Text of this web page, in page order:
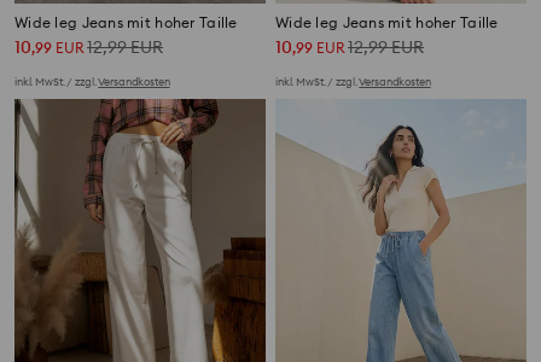
Wide leg Jeans mit hoher Taille
10,99 EUR12,99EUR
inkl. MwSt. / zzgl.Versandkosten
Wide leg Jeans mit hoher Taille
10,99 EUR12,99EUR
inkl. MwSt. / zzgl.Versandkosten